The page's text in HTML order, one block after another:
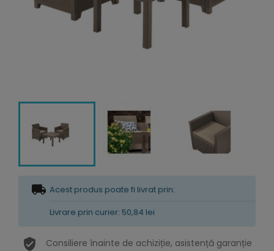
Acest produs poate fi livrat prin:
Livrare prin curier: 50,84 lei
Consiliere înainte de achiziție, asistență garanție